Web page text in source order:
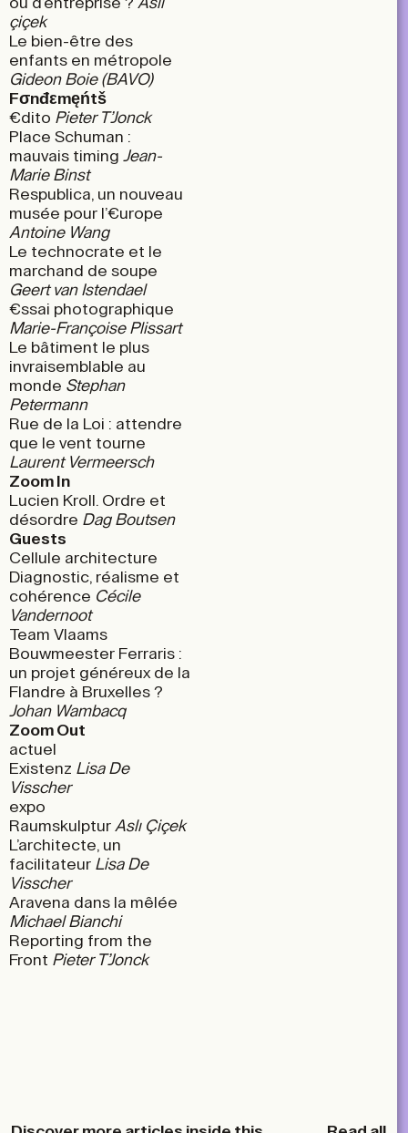
çiçek
Le bien-être des
enfants en métropole
Gideon Boie (BAVO)
Fσnđεmęńtš
€dito Pieter T’Jonck
Place Schuman :
mauvais timing Jean-
Marie Binst
Respublica, un nouveau
musée pour l’€urope
Antoine Wang
Le technocrate et le
marchand de soupe
Geert van Istendael
€ssai photographique
Marie-Françoise Plissart
Le bâtiment le plus
invraisemblable au
monde Stephan
Petermann
Rue de la Loi : attendre
que le vent tourne
Laurent Vermeersch
Zoom In
Lucien Kroll. Ordre et
désordre Dag Boutsen
Guests
Cellule architecture
Diagnostic, réalisme et
cohérence Cécile
Vandernoot
Team Vlaams
Bouwmeester Ferraris :
un projet généreux de la
Flandre à Bruxelles ?
Johan Wambacq
Zoom Out
actuel
Existenz Lisa De
Visscher
expo
Raumskulptur Aslı Çiçek
L’architecte, un
facilitateur Lisa De
Visscher
Aravena dans la mêlée
Michael Bianchi
Reporting from the
Front Pieter T’Jonck